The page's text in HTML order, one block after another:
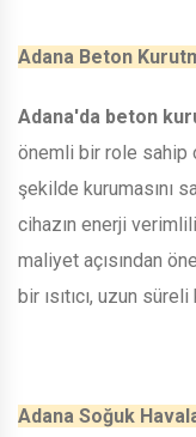
Adana Beton
Adana'da beton
önemli bir role sahip
şekilde kurumasını
cihazın enerji
maliyet açısından
bir ısıtıcı, uzun
Adana Soğuk